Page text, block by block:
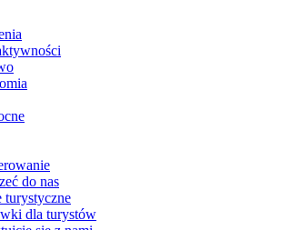
do nas
turystyczne
dla turystów